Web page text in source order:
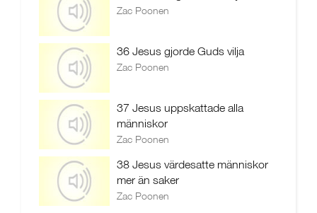
Zac Poonen
36 Jesus gjorde Guds vilja
Zac Poonen
37 Jesus uppskattade alla
människor
Zac Poonen
38 Jesus värdesatte människor
mer än saker
Zac Poonen